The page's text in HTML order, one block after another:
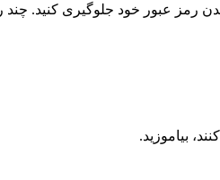
رمز عبور خود جلوگیری کنید. چند
بیاموزید.